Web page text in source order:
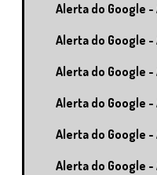
Alerta do Google
Alerta do Google
Alerta do Google
Alerta do Google
Alerta do Google
Alerta do Google